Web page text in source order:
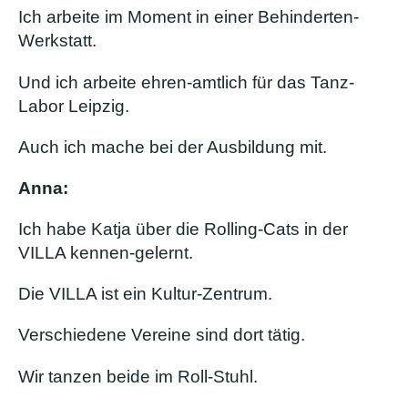
Ich arbeite im Moment in einer Behinderten-
Werkstatt.
Und ich arbeite ehren-amtlich für das Tanz-
Labor Leipzig.
Auch ich mache bei der Ausbildung mit.
Anna:
Ich habe Katja über die Rolling-Cats in der
VILLA kennen-gelernt.
Die VILLA ist ein Kultur-Zentrum.
Verschiedene Vereine sind dort tätig.
Wir tanzen beide im Roll-Stuhl.